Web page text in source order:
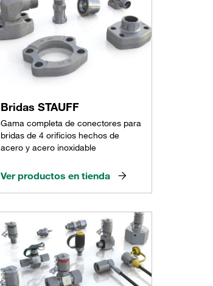
Bridas STAUFF
Gama completa de conectores para
bridas de 4 orificios hechos de
acero y acero inoxidable
Ver productos en tienda